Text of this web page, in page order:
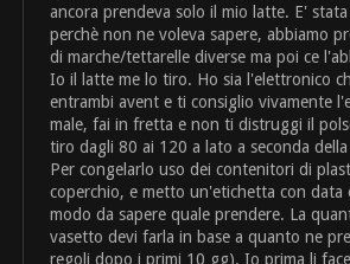
ancora prendeva solo il mio latte. E'
perchè non ne voleva sapere, abbiamo
di marche/tettarelle diverse ma poi ce
Io il latte me lo tiro. Ho sia l'elettronico
entrambi avent e ti consiglio vivamente
male, fai in fretta e non ti distruggi il
tiro dagli 80 ai 120 a lato a seconda
Per congelarlo uso dei contenitori di
coperchio, e metto un'etichetta con data
modo da sapere quale prendere. La
vasetto devi farla in base a quanto ne
regoli dopo i primi 10 gg). Io prima li